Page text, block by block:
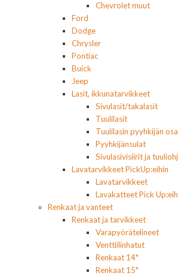
Chevrolet muut
Ford
Dodge
Chrysler
Pontiac
Buick
Jeep
Lasit, ikkunatarvikkeet
Sivulasit/takalasit
Tuulilasit
Tuulilasin pyyhkijän
Pyyhkijänsulat
Sivulasivisiirit ja
Lavatarvikkeet PickUp:eihin
Lavatarvikkeet
Lavakatteet Pick
Renkaat ja vanteet
Renkaat ja tarvikkeet
Varapyörätelineet
Venttiilinhatut
Renkaat 14"
Renkaat 15"